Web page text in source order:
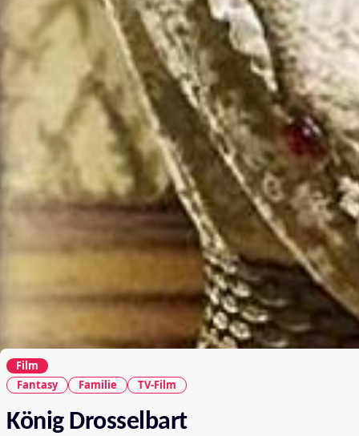
Film
Fantasy
Familie TV-Film
König Drosselbart